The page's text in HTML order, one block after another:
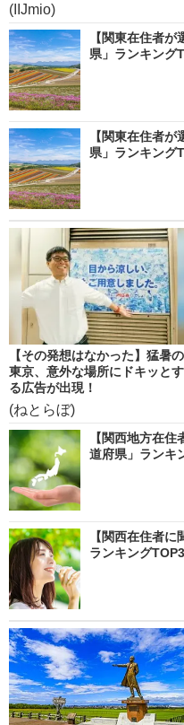
(IIJmio)
【関東在住者
県」ランキン
【関東在住者
県」ランキン
【その発想はなかった】猛暑の
東京、意外な場所にドキッとす
る広告が出現！
(ねとらぼ)
【関西地方在
道府県」ラン
【関西在住者に
ランキング